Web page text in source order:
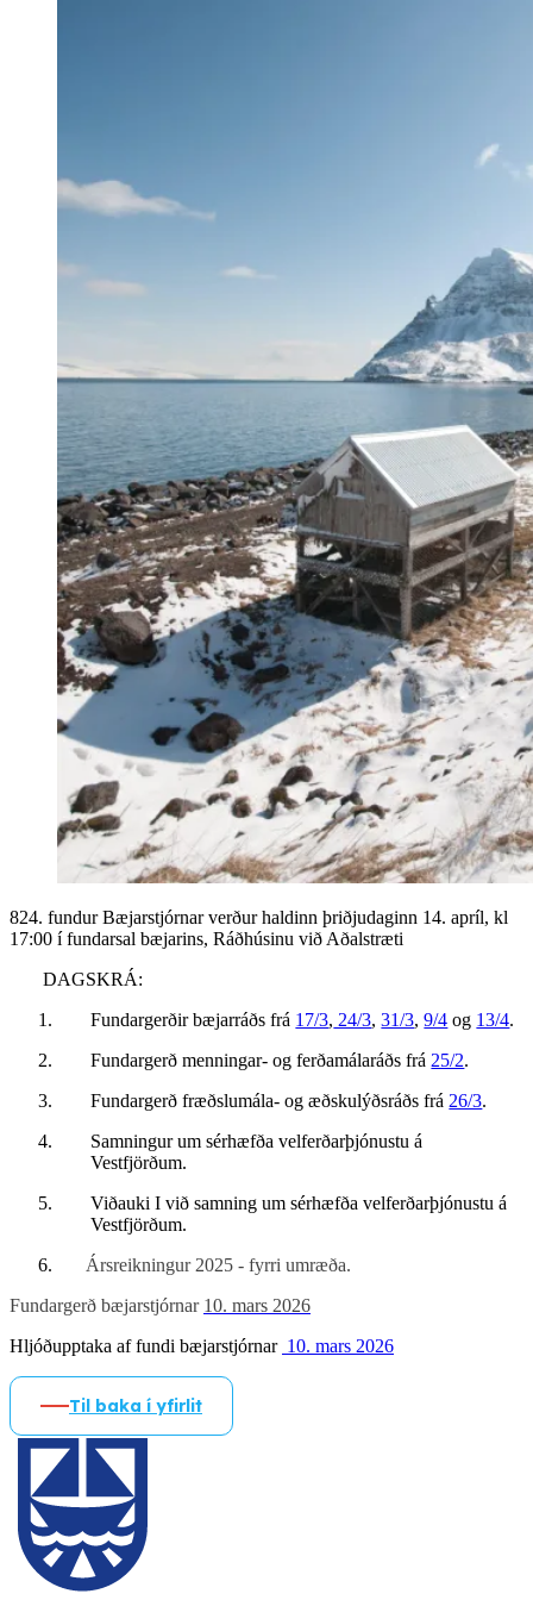
824. fundur Bæjarstjórnar verður haldinn þriðjudaginn 14. apríl, kl
17:00 í fundarsal bæjarins, Ráðhúsinu við Aðalstræti
DAGSKRÁ:
Fundargerðir bæjarráðs frá 17/3, 24/3,31/3,9/4 og 13/4.
Fundargerð menningar- og ferðamálaráðs frá 25/2.
Fundargerð fræðslumála- og æðskulýðsráðs frá 26/3.
Samningur um sérhæfða velferðarþjónustu á
Vestfjörðum.
Viðauki I við samning um sérhæfða velferðarþjónustu á
Vestfjörðum.
Ársreikningur 2025 - fyrri umræða.
Fundargerð bæjarstjórnar 10. mars 2026
Hljóðupptaka af fundi bæjarstjórnar 10. mars 2026
Til baka í yfirlit